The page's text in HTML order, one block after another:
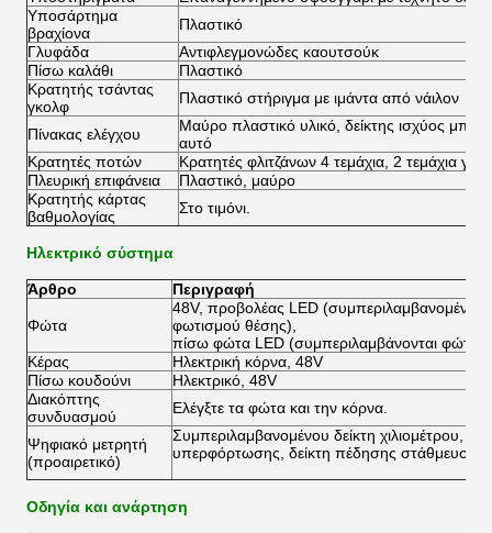
Υποσάρτημα
βραχίονα
Πλαστικό
Γλυφάδα
Αντιφλεγμονώδες καουτσούκ
Πίσω καλάθι
Πλαστικό
Κρατητής τσάντας
γκολφ
Πλαστικό στήριγμα με ιμάντα από νάιλον
Πίνακας ελέγχου
Μαύρο πλαστικό υλικό, δείκτης ισχύος
αυτό
Κρατητές ποτών
Κρατητές φλιτζάνων 4 τεμάχια, 2 τεμάχια
Πλευρική επιφάνεια
Πλαστικό, μαύρο
Κρατητής κάρτας
βαθμολογίας
Στο τιμόνι.
Ηλεκτρικό σύστημα
Άρθρο Περιγραφή
Φώτα
48V, προβολέας LED (συμπεριλαμβανομένου
φωτισμού θέσης),
πίσω φώτα LED (συμπεριλαμβάνονται φώτα
Κέρας
Ηλεκτρική κόρνα, 48V
Πίσω κουδούνι
Ηλεκτρικό, 48V
Διακόπτης
συνδυασμού
Ελέγξτε τα φώτα και την κόρνα.
Ψηφιακό μετρητή
(προαιρετικό)
Συμπεριλαμβανομένου δείκτη χιλιομέτρου,
υπερφόρτωσης, δείκτη πέδησης στάθμευσης,
Οδηγία και ανάρτηση